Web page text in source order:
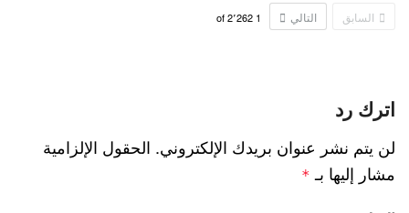
السابق التالي 1 2٬262
اترك رد
لن يتم نشر عنوان بريدك الإلكتروني. الحقول الإلزامية
مشار إليها بـ *